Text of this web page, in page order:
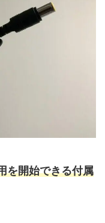
を開始できる付属